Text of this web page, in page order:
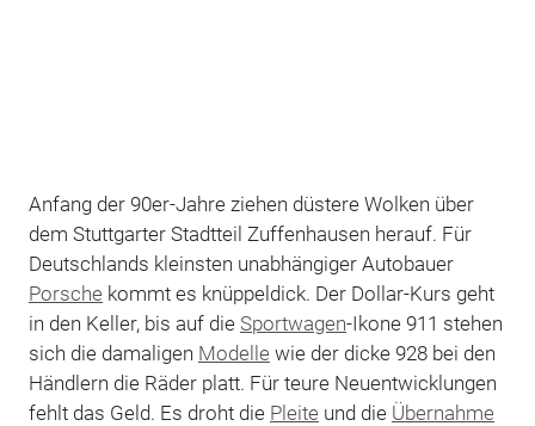
Anfang der 90er-Jahre ziehen düstere Wolken über
dem Stuttgarter Stadtteil Zuffenhausen herauf. Für
Deutschlands kleinsten unabhängiger Autobauer
Porsche kommt es knüppeldick. Der Dollar-Kurs geht
in den Keller, bis auf die Sportwagen-Ikone 911 stehen
sich die damaligen Modelle wie der dicke 928 bei den
Händlern die Räder platt. Für teure Neuentwicklungen
fehlt das Geld. Es droht die Pleite und die Übernahme